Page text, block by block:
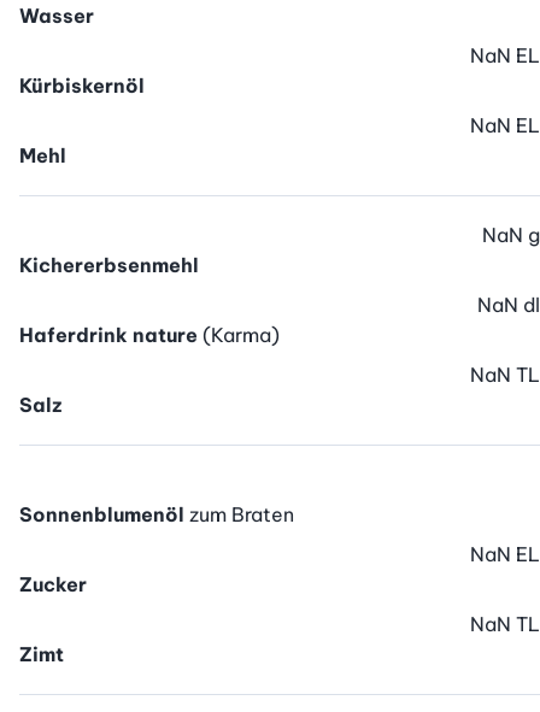
Wasser
Kürbiskernöl
NaN EL
Mehl
NaN EL
Kichererbsenmehl
NaN g
Haferdrink nature (Karma)
NaN dl
Salz
NaN TL
Sonnenblumenöl zum Braten
Zucker
NaN EL
Zimt
NaN TL